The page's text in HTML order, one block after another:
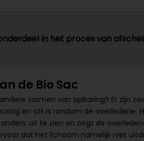
in het proces van
de Bio Sac
vormen van opbaring? Er zijn
en stil is rondom de overledene.
uit te zien en oogt de
dat het lichaam namelijk niet